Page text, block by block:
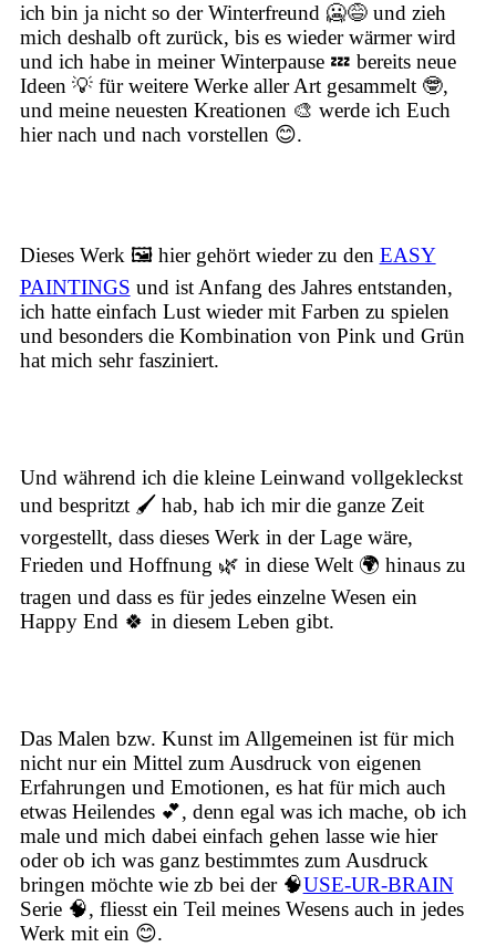
ich bin ja nicht so der Winterfreund 🥶😅 und zieh
mich deshalb oft zurück, bis es wieder wärmer wird
und ich habe in meiner Winterpause 💤 bereits neue
Ideen 💡 für weitere Werke aller Art gesammelt 🤓,
und meine neuesten Kreationen 🎨 werde ich Euch
hier nach und nach vorstellen 😊.
Dieses Werk 🖼️ hier gehört wieder zu den EASY
PAINTINGS und ist Anfang des Jahres entstanden,
ich hatte einfach Lust wieder mit Farben zu spielen
und besonders die Kombination von Pink und Grün
hat mich sehr fasziniert.
Und während ich die kleine Leinwand vollgekleckst
und bespritzt 🖌️ hab, hab ich mir die ganze Zeit
vorgestellt, dass dieses Werk in der Lage wäre,
Frieden und Hoffnung 🌿 in diese Welt 🌍 hinaus zu
tragen und dass es für jedes einzelne Wesen ein
Happy End 🍀 in diesem Leben gibt.
Das Malen bzw. Kunst im Allgemeinen ist für mich
nicht nur ein Mittel zum Ausdruck von eigenen
Erfahrungen und Emotionen, es hat für mich auch
etwas Heilendes💕, denn egal was ich mache, ob ich
male und mich dabei einfach gehen lasse wie hier
oder ob ich was ganz bestimmtes zum Ausdruck
bringen möchte wie zb bei der 🧠USE-UR-BRAIN
Serie 🧠, fliesst ein Teil meines Wesens auch in jedes
Werk mit ein 😊.